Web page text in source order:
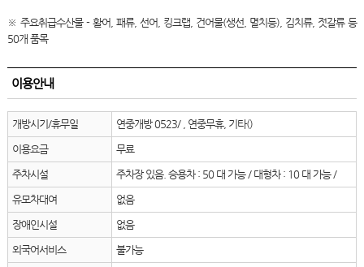
※ 주요취급수산물 - 활어, 패류, 선어, 킹크랩, 건어물(생선, 멸치등), 김치류, 젓갈류 등
50개 품목
이용안내
개방시기/휴무일 연중개방 0523/ , 연중무휴, 기타()
이용요금 무료
주차시설 주차장 있음. 승용차 : 50 대 가능 / 대형차 : 10 대 가능 /
유모차대여 없음
장애인시설 없음
외국어서비스 불가능